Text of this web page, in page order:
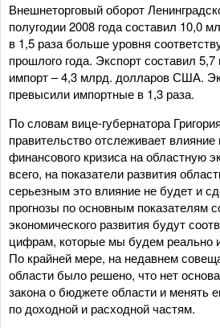
Внешнеторговый оборот
полугодии 2008 года составил 10,0
в 1,5 раза больше уровня
прошлого года. Экспорт составил
импорт – 4,3 млрд. долларов США.
превысили импортные в 1,3 раза.
По словам вице-губернатора
правительство отслеживает
финансового кризиса на областную
всего, на показатели развития
серьезным это влияние не будет и
прогнозы по основным показателям
экономического развития будут
цифрам, которые мы будем реально
По крайней мере, на недавнем
области было решено, что нет
закона о бюджете области и менять
по доходной и расходной частям.